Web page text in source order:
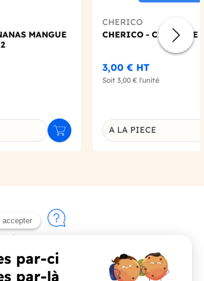
MANGUE
Ajouter au panier
CHERICO
CHERICO - CHICORÉE
3,00 € HT
Soit 3,00 € l'unité
Déclinaison du produit
A LA PIECE
Contactez-nous
+33 (0)4 90 91 20 80